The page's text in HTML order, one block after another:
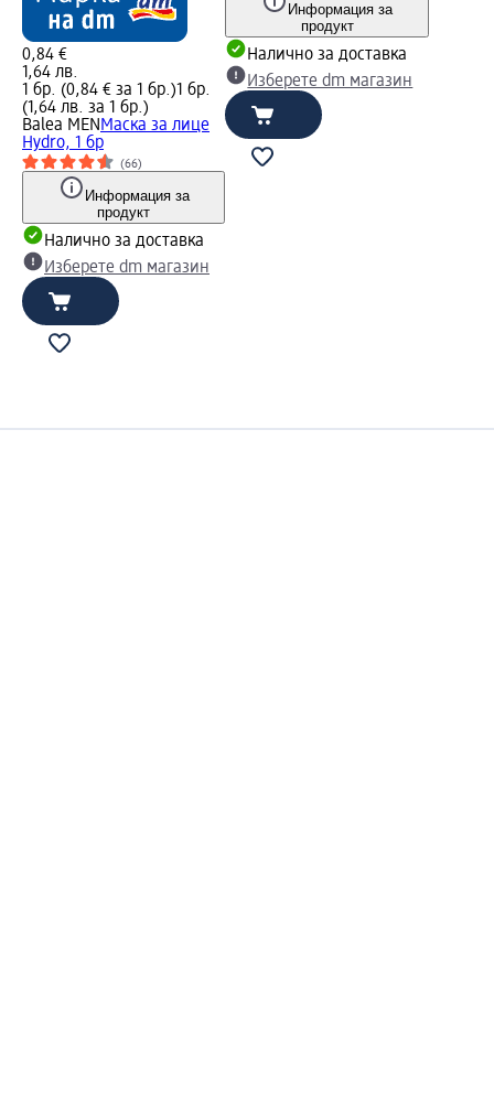
0,84 €
1,64 лв.
1 бр. (0,84 € за 1 бр.)1 бр.
(1,64 лв. за 1 бр.)
Balea MENМаска за лице
Hydro, 1 бр
(66)
Информация за
продукт
Налично за доставка
Изберете dm магазин
Информация за
продукт
Налично за доставка
Изберете dm магазин